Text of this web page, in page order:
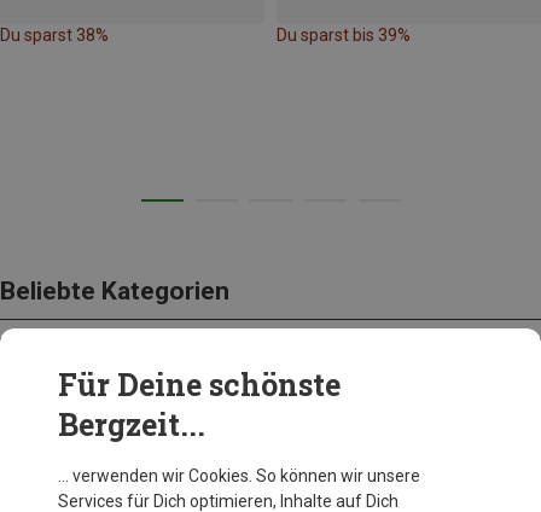
Du sparst 38% Du sparst bis 39%
Beliebte Kategorien
BEKLEIDUNG
Für Deine schönste
Bergzeit...
… verwenden wir Cookies. So können wir unsere
Services für Dich optimieren, Inhalte auf Dich